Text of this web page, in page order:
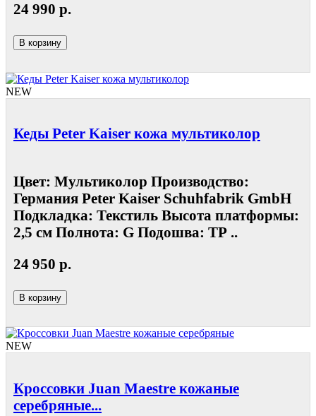
24 990 р.
В корзину
NEW
Кеды Peter Kaiser кожа мультиколор
Цвет: Мультиколор Производство:
Германия Peter Kaiser Schuhfabrik GmbH
Подкладка: Текстиль Высота платформы:
2,5 см Полнота: G Подошва: ТР ..
24 950 р.
В корзину
NEW
Кроссовки Juan Maestre кожаные
серебряные...